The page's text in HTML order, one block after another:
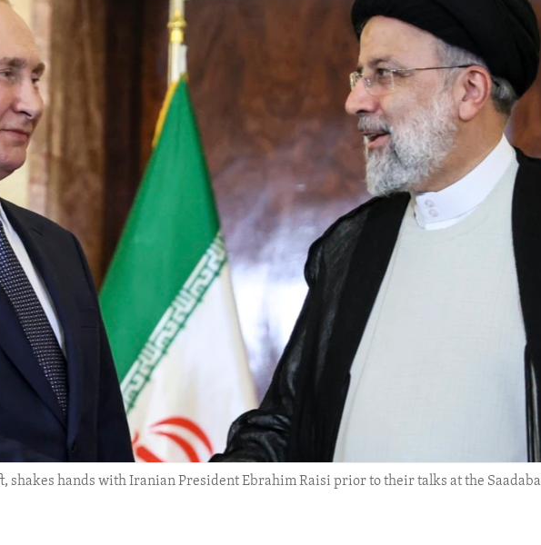
shakes hands with Iranian President Ebrahim Raisi prior to their talks at the